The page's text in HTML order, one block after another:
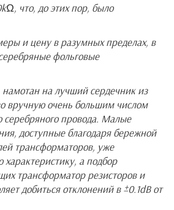
что, до этих пор, было
и цену в разумных пределах, в
фольговые
намотан на лучший сердечник из
вручную очень большим числом
серебряного провода. Малые
доступные благодаря бережной
трансформаторов, уже
характеристику, а подбор
трансформатор резисторов и
добиться отклонений в ±0.1dB от